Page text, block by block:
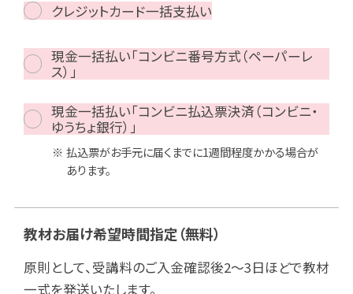
クレジットカード一括支払い
現金一括払い「コンビニ番号方式（ペーパーレ
ス）」
現金一括払い「コンビニ払込票決済（コンビニ・
ゆうちょ銀行）」
払込票がお手元に届くまでに1週間程度かかる場合が
あります。
教材お届け希望時間指定（無料）
原則として、受講料のご入金確認後2～3日ほどで教材
一式を発送いたします。